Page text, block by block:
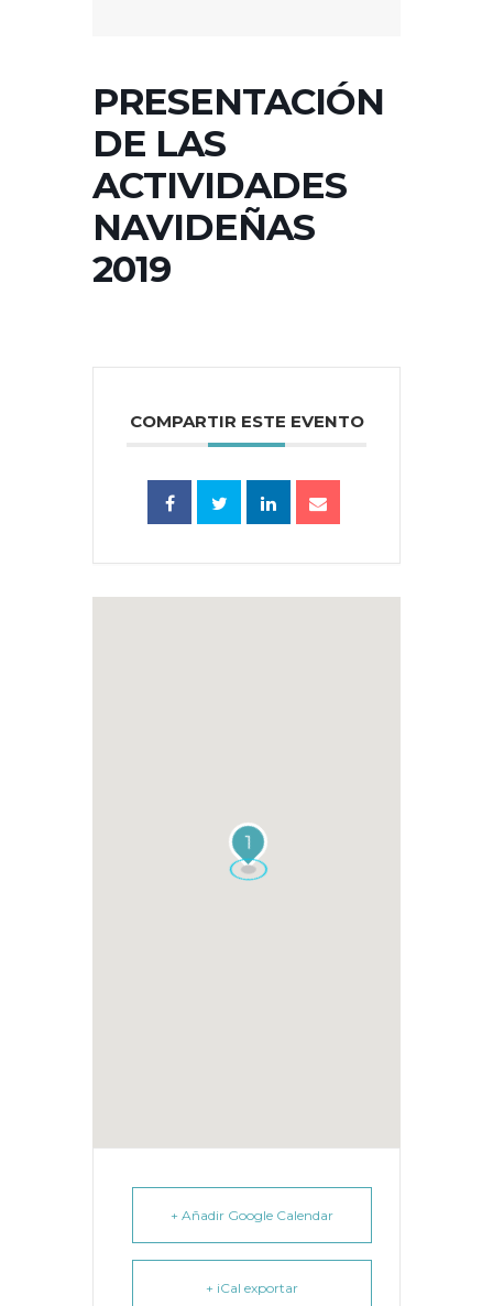
PRESENTACIÓN
DE LAS
ACTIVIDADES
NAVIDEÑAS
2019
COMPARTIR ESTE EVENTO
1
+ Añadir Google Calendar
+ iCal exportar